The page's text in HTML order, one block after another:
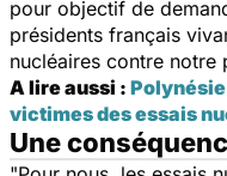
pour objectif de
présidents français
nucléaires contre notre
A lire aussi :
victimes des essais
Une